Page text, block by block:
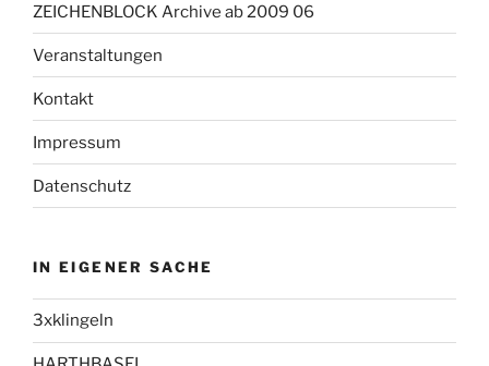
ZEICHENBLOCK Archive ab 2009 06
Veranstaltungen
Kontakt
Impressum
Datenschutz
IN EIGENER SACHE
3xklingeln